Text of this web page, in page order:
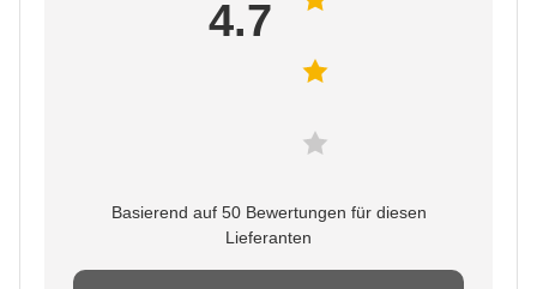
4.7
Basierend auf 50 Bewertungen für diesen
Lieferanten